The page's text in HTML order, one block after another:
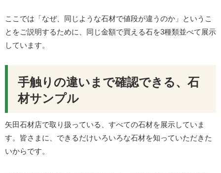
ここでは「なぜ、同じような石材で値段が違うのか」というこ
とをご説明するために、同じ金額で買える石を3種類並べて展示
しています。
手触りの違いまで確認できる、石
材サンプル
矢田石材店で取り扱っている、すべての石材を展示していま
す。皆さまに、できるだけいろいろな石材を知っていただきた
いからです。